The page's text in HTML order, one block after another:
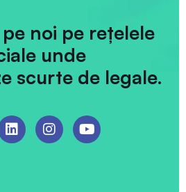
noi pe rețelele
unde
scurte de legale.